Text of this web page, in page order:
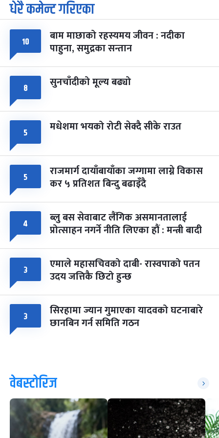
७
आइत
पूर्णिमा व्रत
चैत्र ७, २०८३-Mar 21, 2027
८ फागुपूर्णिमा
चैत्र ८, २०८३-Mar 22, 2027
७ महिना बाँकी
धेरै कमेन्ट गरिएका
१० बाम माछाको रहस्यमय जीवन : नदीका
पाहुना, समुद्रका सन्तान
८ सुनचाँदीको मूल्य बढ्यो
५ मधेशमा भयको रोटी सेक्दै सीके राउत
५ राजमार्ग दायाँबायाँका जग्गामा लाग्ने विकास
कर ५ प्रतिशत बिन्दु बढाइँदै
४ ब्लु बस सेवाबाट लैंगिक असमानतालाई
प्रोत्साहन नगर्ने नीति लिएका हौं : मन्त्री बादी
३ एमाले महासचिवको दाबी- रास्वपाको पतन
उदय जत्तिकै छिटो हुन्छ
३ सिरहामा ज्यान गुमाएका यादवको घटनाबारे
छानबिन गर्न समिति गठन
वेबस्टोरिज